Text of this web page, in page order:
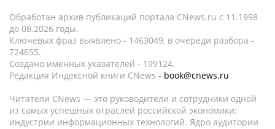
Обработан архив публикаций портала CNews.ru c 11.1998
до 08.2026 годы.
Ключевых фраз выявлено - 1463049, в очереди разбора -
724655.
Создано именных указателей - 199124.
Редакция Индексной книги CNews - book@cnews.ru
Читатели CNews — это руководители и сотрудники одной
из самых успешных отраслей российской экономики:
индустрии информационных технологий. Ядро аудитории